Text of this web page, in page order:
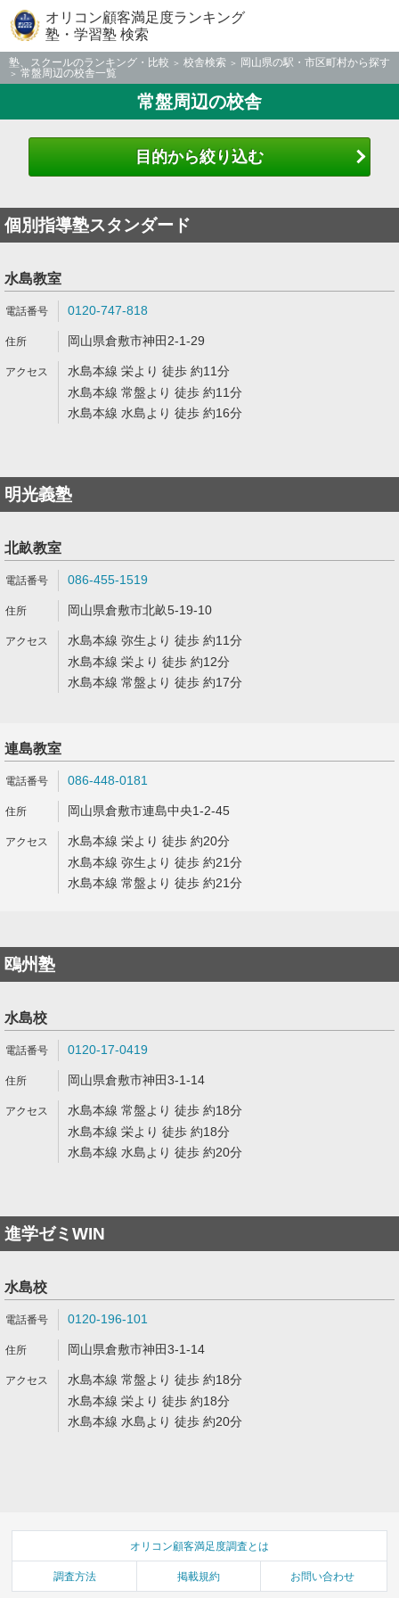
オリコン顧客満足度ランキング
塾・学習塾 検索
塾、スクールのランキング・比較 校舎検索
岡山県の駅・市区町村から探す
常盤周辺の校舎一覧
常盤周辺の校舎
目的から絞り込む
個別指導塾スタンダード
水島教室
0120-747-818
岡山県倉敷市神田2-1-29
水島本線 栄より 徒歩 約11分
水島本線 常盤より 徒歩 約11分
水島本線 水島より 徒歩 約16分
明光義塾
北畝教室
086-455-1519
岡山県倉敷市北畝5-19-10
水島本線 弥生より 徒歩 約11分
水島本線 栄より 徒歩 約12分
水島本線 常盤より 徒歩 約17分
連島教室
086-448-0181
岡山県倉敷市連島中央1-2-45
水島本線 栄より 徒歩 約20分
水島本線 弥生より 徒歩 約21分
水島本線 常盤より 徒歩 約21分
鴎州塾
水島校
0120-17-0419
岡山県倉敷市神田3-1-14
水島本線 常盤より 徒歩 約18分
水島本線 栄より 徒歩 約18分
水島本線 水島より 徒歩 約20分
進学ゼミWIN
水島校
0120-196-101
岡山県倉敷市神田3-1-14
水島本線 常盤より 徒歩 約18分
水島本線 栄より 徒歩 約18分
水島本線 水島より 徒歩 約20分
オリコン顧客満足度調査とは
調査方法 掲載規約 お問い合わせ